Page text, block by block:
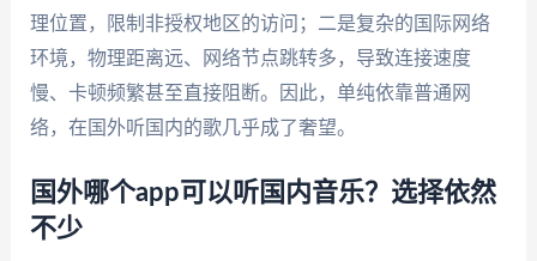
理位置，限制非授权地区的访问；二是复杂的国际网络
环境，物理距离远、网络节点跳转多，导致连接速度
慢、卡顿频繁甚至直接阻断。因此，单纯依靠普通网
络，在国外听国内的歌几乎成了奢望。
国外哪个app可以听国内音乐？选择依然
不少